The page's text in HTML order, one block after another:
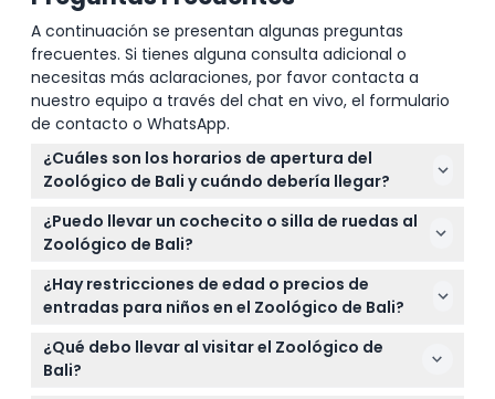
A continuación se presentan algunas preguntas
frecuentes. Si tienes alguna consulta adicional o
necesitas más aclaraciones, por favor contacta a
nuestro equipo a través del chat en vivo, el formulario
de contacto o WhatsApp.
¿Cuáles son los horarios de apertura del
Zoológico de Bali y cuándo debería llegar?
El Zoológico de Bali está abierto todos los días de
9:00 a.m. a 5:00 p.m., con la última entrada una
hora antes del cierre. Es mejor llegar temprano en
el día para disfrutar de todos los encuentros con
animales y espectáculos (sujeto a cambios — por
¿Puedo llevar un cochecito o silla de ruedas al
Zoológico de Bali?
Sí, el Zoológico de Bali es accesible para cochecitos
y sillas de ruedas, lo que facilita a las familias y
visitantes con necesidades de movilidad explorar el
parque cómodamente.
¿Hay restricciones de edad o precios de
entradas para niños en el Zoológico de Bali?
Los niños de 0 a 1 año entran gratis, mientras que
cualquier persona de 13 años en adelante paga el
¿Qué debo llevar al visitar el Zoológico de
Bali?